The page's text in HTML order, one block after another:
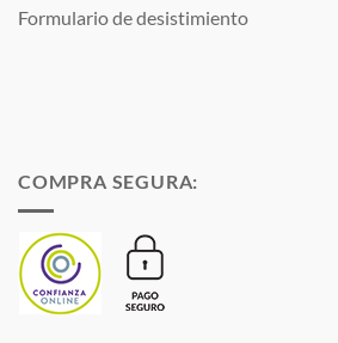
Formulario de desistimiento
COMPRA SEGURA: